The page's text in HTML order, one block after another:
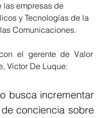
las empresas de
y Tecnologías de la
Comunicaciones.
el gerente de Valor
Víctor De Luque:
busca incrementar
conciencia sobre